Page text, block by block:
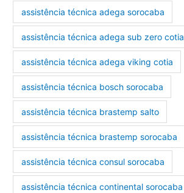
assistência técnica adega sorocaba
assistência técnica adega sub zero cotia
assistência técnica adega viking cotia
assistência técnica bosch sorocaba
assistência técnica brastemp salto
assistência técnica brastemp sorocaba
assistência técnica consul sorocaba
assistência técnica continental sorocaba